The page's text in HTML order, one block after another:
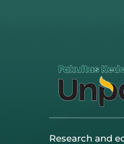
Research and